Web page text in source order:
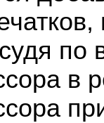
в